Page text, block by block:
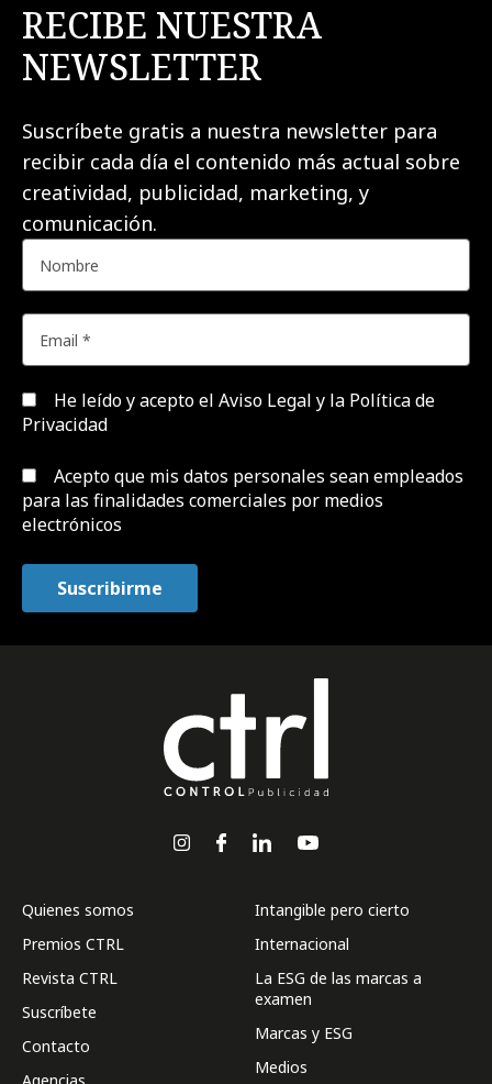
RECIBE NUESTRA
NEWSLETTER
Suscríbete gratis a nuestra newsletter para
recibir cada día el contenido más actual sobre
creatividad, publicidad, marketing, y
comunicación.
He leído y acepto el Aviso Legal y la Política de
Privacidad
Acepto que mis datos personales sean empleados
para las finalidades comerciales por medios
electrónicos
Quienes somos
Premios CTRL
Revista CTRL
Suscríbete
Contacto
Intangible pero cierto
Internacional
La ESG de las marcas a
examen
Marcas y ESG
Medios